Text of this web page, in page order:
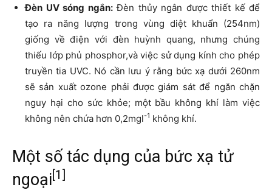
Đèn UV sóng ngắn:Đèn thủy ngân được thiết kế để
tạo ra năng lượng trong vùng diệt khuẩn (254nm)
giống về điện với đèn huỳnh quang, nhưng chúng
thiếu lớp phủ phosphor,và việc sử dụng kính cho phép
truyền tia UVC. Nó cần lưu ý rằng bức xạ dưới 260nm
sẽ sản xuất ozone phải được giám sát để ngăn chặn
nguy hại cho sức khỏe; một bầu không khí làm việc
không nên chứa hơn 0,2mgl-1 không khí.
Một số tác dụng của bức xạ tử
ngoại[1]